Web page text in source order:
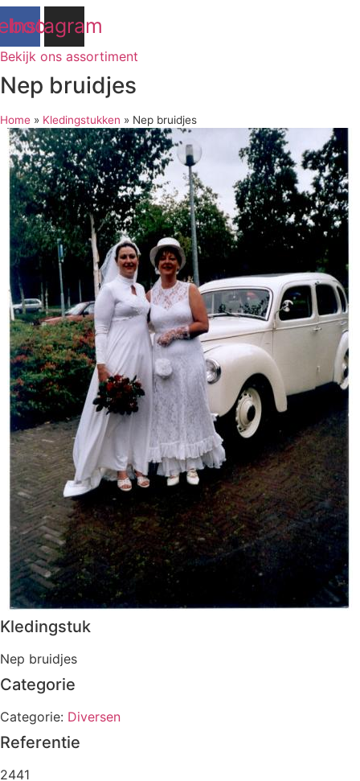
Instagram
Bekijk ons assortiment
Nep bruidjes
Home » Kledingstukken » Nep bruidjes
Kledingstuk
Nep bruidjes
Categorie
Categorie: Diversen
Referentie
2441